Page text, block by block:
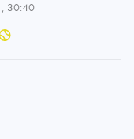
, 30:40